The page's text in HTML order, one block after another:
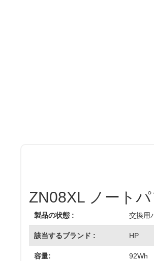
ZN08XL ノート
製品の状態 : 交換用
該当するブランド : HP
容量: 92Wh